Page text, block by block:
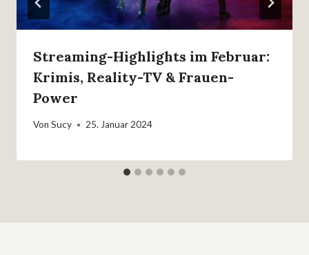
Streaming-Highlights im Februar:
Krimis, Reality-TV & Frauen-
Power
Von Sucy 25. Januar 2024